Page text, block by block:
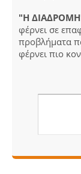
"Η
φέρνει σε
προβλήματα
φέρνει πιο